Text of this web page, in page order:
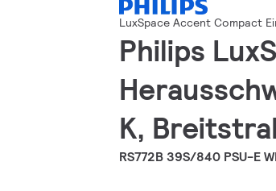
LuxSpace Accent Compact
Philips
K,
RS772B 39S/840 PSU-E